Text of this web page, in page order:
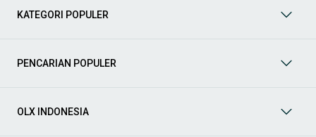
berbagai jenis mobil baru maupun bekas dengan kondisi
Aksesoris Mobil
: Lengkapi tampilan dan fungsionalitas mobil
KATEGORI POPULER
PENCARIAN POPULER
OLX INDONESIA